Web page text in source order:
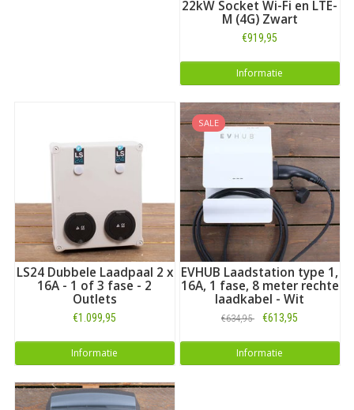
22kW Socket Wi-Fi en LTE-
M (4G) Zwart
€919,95
Informatie
LS24 Dubbele Laadpaal 2 x
16A - 1 of 3 fase - 2
Outlets
€1.099,95
Informatie
SALE
EVHUB Laadstation type 1,
16A, 1 fase, 8 meter rechte
laadkabel - Wit
€634,95 €613,95
Informatie